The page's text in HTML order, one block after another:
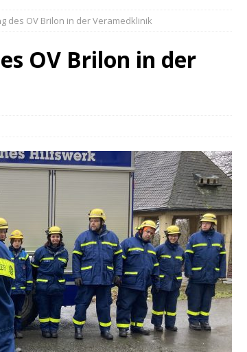
des OV Brilon in der Veramedklinik
OV Brilon in der